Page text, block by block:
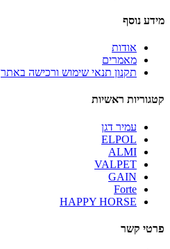
מידע נוסף
אודות
מאמרים
תקנון תנאי שימוש ורכישה באתר
קטגוריות ראשיות
עמיר דגן
ELPOL
ALMI
VALPET
GAIN
Forte
HAPPY HORSE
פרטי קשר